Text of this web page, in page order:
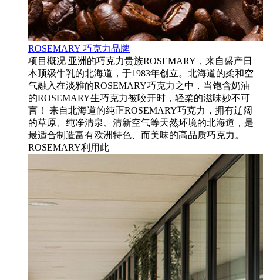
ROSEMARY 巧克力品牌
项目概况 亚洲的巧克力贵族ROSEMARY，来自盛产日
本顶级牛乳的北海道，于1983年创立。北海道的柔和空
气融入在淡雅的ROSEMARY巧克力之中，当饱含奶油
的ROSEMARY生巧克力被咬开时，轻柔的滋味妙不可
言！ 来自北海道的纯正ROSEMARY巧克力，拥有辽阔
的草原、纯净清泉、清新空气等天然环境的北海道，是
最适合制造富有欧洲特色、而美味的高品质巧克力。
ROSEMARY利用此